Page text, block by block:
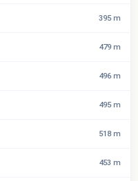
395 m
479 m
496 m
495 m
518 m
453 m